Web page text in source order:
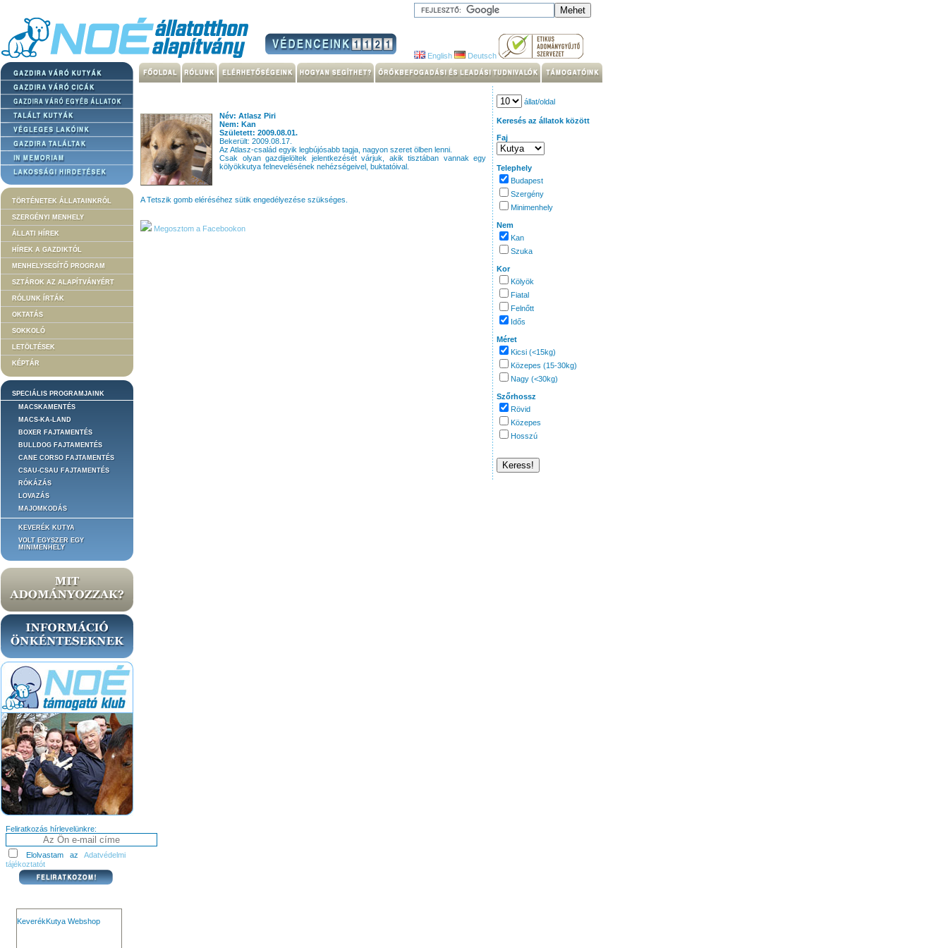
English Deutsch
TÖRTÉNETEK ÁLLATAINKRÓL
SZERGÉNYI MENHELY
ÁLLATI HÍREK
HÍREK A GAZDIKTÓL
MENHELYSEGÍTŐ PROGRAM
SZTÁROK AZ ALAPÍTVÁNYÉRT
RÓLUNK ÍRTÁK
OKTATÁS
SOKKOLÓ
LETÖLTÉSEK
KÉPTÁR
SPECIÁLIS PROGRAMJAINK
MACSKAMENTÉS
MACS-KA-LAND
BOXER FAJTAMENTÉS
BULLDOG FAJTAMENTÉS
CANE CORSO FAJTAMENTÉS
CSAU-CSAU FAJTAMENTÉS
RÓKÁZÁS
LOVAZÁS
MAJOMKODÁS
KEVERÉK KUTYA
VOLT EGYSZER EGY
MINIMENHELY
Feliratkozás hírlevelünkre:
Elolvastam az Adatvédelmi
tájékoztatót
KeverékKutya Webshop
Név: Atlasz Piri
Nem: Kan
Született: 2009.08.01.
Bekerült: 2009.08.17.
Az Atlasz-család egyik legbújósabb tagja, nagyon szeret ölben lenni.
Csak olyan gazdijelöltek jelentkezését várjuk, akik tisztában vannak egy
kölyökkutya felnevelésének nehézségeivel, buktatóival.
A Tetszik gomb eléréséhez sütik engedélyezése szükséges.
Megosztom a Facebookon
állat/oldal
Keresés az állatok között
Faj
Telephely
Budapest
Szergény
Minimenhely
Nem
Kan
Szuka
Kor
Kölyök
Fiatal
Felnőtt
Idős
Méret
Kicsi (<15kg)
Közepes (15-30kg)
Nagy (<30kg)
Szőrhossz
Rövid
Közepes
Hosszú